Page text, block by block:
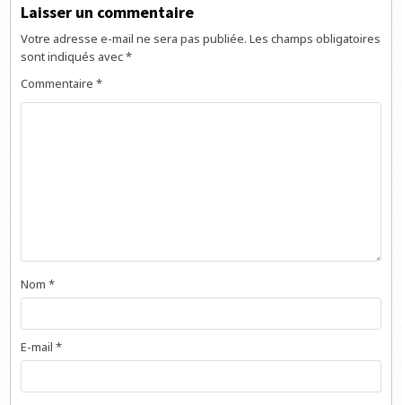
Laisser un commentaire
Votre adresse e-mail ne sera pas publiée. Les champs obligatoires
sont indiqués avec*
Commentaire*
Nom*
E-mail*